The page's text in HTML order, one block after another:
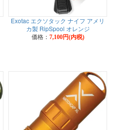
Exotac エクソタック ナイフ アメリ
カ製 RipSpool オレンジ
価格： 7,100円(内税)